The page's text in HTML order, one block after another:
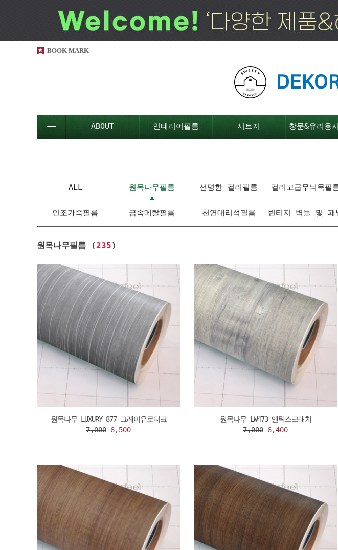
BOOK MARK
ABOUT 인테리어필름 시트지 창문&유리용
ALL 원목나무필름 선명한 컬러필름 컬러고급무늬목필
인조가죽필름 금속메탈필름 천연대리석필름 빈티지 벽돌 및 패
원목나무필름 ( 235)
원목나무 LUXURY 877 그레이유로티크
7,000 6,500
원목나무 LW473 앤틱스크래치
7,000 6,400